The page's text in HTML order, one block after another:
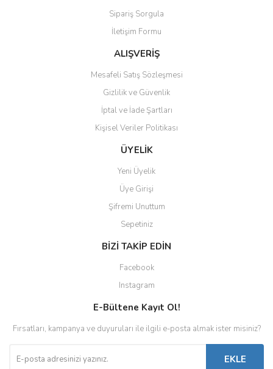
Sipariş Sorgula
İletişim Formu
ALIŞVERİŞ
Mesafeli Satış Sözleşmesi
Gizlilik ve Güvenlik
İptal ve İade Şartları
Kişisel Veriler Politikası
ÜYELİK
Yeni Üyelik
Üye Girişi
Şifremi Unuttum
Sepetiniz
BİZİ TAKİP EDİN
Facebook
Instagram
E-Bültene Kayıt Ol!
Fırsatları, kampanya ve duyuruları ile ilgili e-posta almak ister misiniz?
EKLE